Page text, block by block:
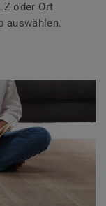
oder Ort
auswählen.